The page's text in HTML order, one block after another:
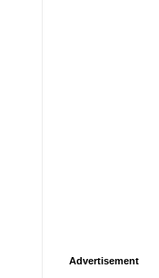
Advertisement